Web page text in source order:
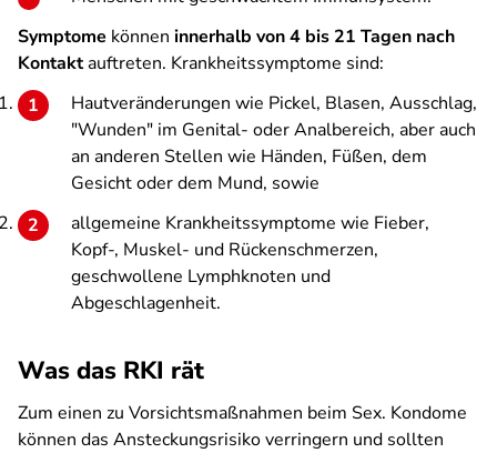
Symptome können innerhalb von 4 bis 21 Tagen nach
Kontaktauftreten. Krankheitssymptome sind:
Hautveränderungen wie Pickel, Blasen, Ausschlag,
"Wunden" im Genital- oder Analbereich, aber auch
an anderen Stellen wie Händen, Füßen, dem
Gesicht oder dem Mund, sowie
allgemeine Krankheitssymptome wie Fieber,
Kopf-, Muskel- und Rückenschmerzen,
geschwollene Lymphknoten und
Abgeschlagenheit.
Was das RKI rät
Zum einen zu Vorsichtsmaßnahmen beim Sex. Kondome
können das Ansteckungsrisiko verringern und sollten